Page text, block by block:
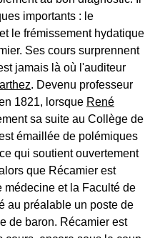
importants : le
le frémissement hydatique
Ses cours surprennent
jamais là où l'auditeur
. Devenu professeur
1821, lorsque René
sa suite au Collège de
émaillée de polémiques
qui soutient ouvertement
que Récamier est
médecine et la Faculté de
au préalable un poste de
de baron. Récamier est